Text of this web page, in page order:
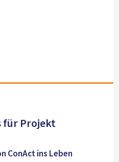
für Projekt
ConAct ins Leben